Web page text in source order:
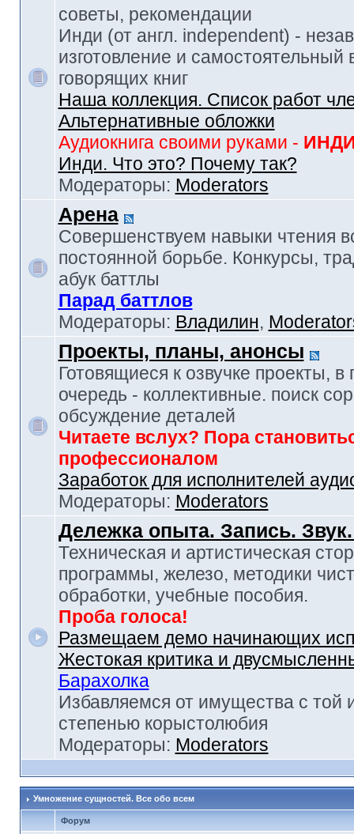
советы, рекомендации
Инди (от англ. independent) -
изготовление и самостоятельный
говорящих книг
Наша коллекция. Список работ
Альтернативные обложки
Аудиокнига своими руками -
Инди. Что это? Почему так?
Модераторы: Moderators
Арена
Совершенствуем навыки чтения
постоянной борьбе. Конкурсы,
абук баттлы
Парад баттлов
Модераторы: Владилин,
Проекты, планы, анонсы
Готовящиеся к озвучке проекты, в
очередь - коллективные. поиск
обсуждение деталей
Читаете вслух? Пора
профессионалом
Заработок для исполнителей
Модераторы: Moderators
Дележка опыта. Запись.
Техническая и артистическая
программы, железо, методики
обработки, учебные пособия.
Проба голоса!
Размещаем демо начинающих
Жестокая критика и
Барахолка
Избавляемся от имущества с той
степенью корыстолюбия
Модераторы: Moderators
Умножение сущностей. Все обо всем
Форум